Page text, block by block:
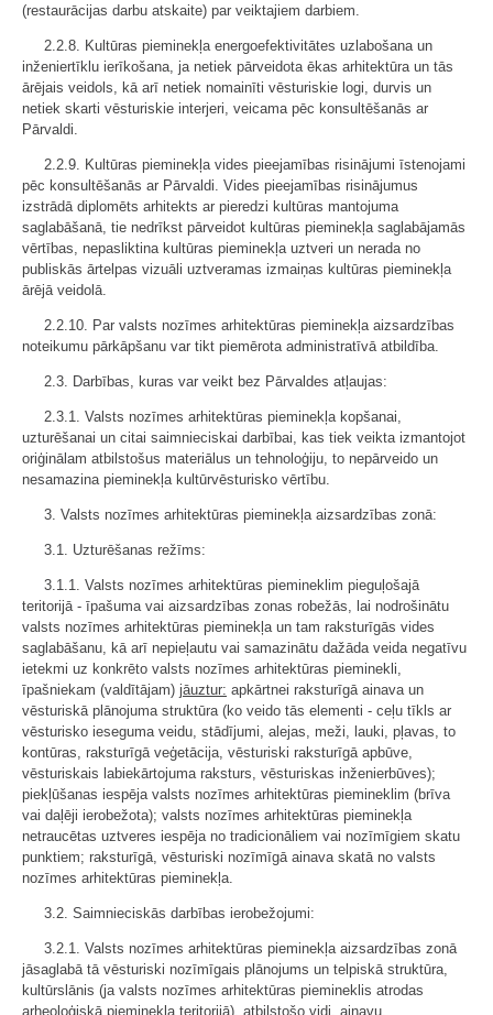
(restaurācijas darbu atskaite) par veiktajiem darbiem.
2.2.8. Kultūras pieminekļa energoefektivitātes uzlabošana un
inženiertīklu ierīkošana, ja netiek pārveidota ēkas arhitektūra un tās
ārējais veidols, kā arī netiek nomainīti vēsturiskie logi, durvis un
netiek skarti vēsturiskie interjeri, veicama pēc konsultēšanās ar
Pārvaldi.
2.2.9. Kultūras pieminekļa vides pieejamības risinājumi īstenojami
pēc konsultēšanās ar Pārvaldi. Vides pieejamības risinājumus
izstrādā diplomēts arhitekts ar pieredzi kultūras mantojuma
saglabāšanā, tie nedrīkst pārveidot kultūras pieminekļa saglabājamās
vērtības, nepasliktina kultūras pieminekļa uztveri un nerada no
publiskās ārtelpas vizuāli uztveramas izmaiņas kultūras pieminekļa
ārējā veidolā.
2.2.10. Par valsts nozīmes arhitektūras pieminekļa aizsardzības
noteikumu pārkāpšanu var tikt piemērota administratīvā atbildība.
2.3. Darbības, kuras var veikt bez Pārvaldes atļaujas:
2.3.1. Valsts nozīmes arhitektūras pieminekļa kopšanai,
uzturēšanai un citai saimnieciskai darbībai, kas tiek veikta izmantojot
oriģinālam atbilstošus materiālus un tehnoloģiju, to nepārveido un
nesamazina pieminekļa kultūrvēsturisko vērtību.
3. Valsts nozīmes arhitektūras pieminekļa aizsardzības zonā:
3.1. Uzturēšanas režīms:
3.1.1. Valsts nozīmes arhitektūras piemineklim pieguļošajā
teritorijā - īpašuma vai aizsardzības zonas robežās, lai nodrošinātu
valsts nozīmes arhitektūras pieminekļa un tam raksturīgās vides
saglabāšanu, kā arī nepieļautu vai samazinātu dažāda veida negatīvu
ietekmi uz konkrēto valsts nozīmes arhitektūras pieminekli,
īpašniekam (valdītājam) jāuztur: apkārtnei raksturīgā ainava un
vēsturiskā plānojuma struktūra (ko veido tās elementi - ceļu tīkls ar
vēsturisko ieseguma veidu, stādījumi, alejas, meži, lauki, pļavas, to
kontūras, raksturīgā veģetācija, vēsturiski raksturīgā apbūve,
vēsturiskais labiekārtojuma raksturs, vēsturiskas inženierbūves);
piekļūšanas iespēja valsts nozīmes arhitektūras piemineklim (brīva
vai daļēji ierobežota); valsts nozīmes arhitektūras pieminekļa
netraucētas uztveres iespēja no tradicionāliem vai nozīmīgiem skatu
punktiem; raksturīgā, vēsturiski nozīmīgā ainava skatā no valsts
nozīmes arhitektūras pieminekļa.
3.2. Saimnieciskās darbības ierobežojumi:
3.2.1. Valsts nozīmes arhitektūras pieminekļa aizsardzības zonā
jāsaglabā tā vēsturiski nozīmīgais plānojums un telpiskā struktūra,
kultūrslānis (ja valsts nozīmes arhitektūras piemineklis atrodas
arheoloģiskā pieminekļa teritorijā), atbilstošo vidi, ainavu,